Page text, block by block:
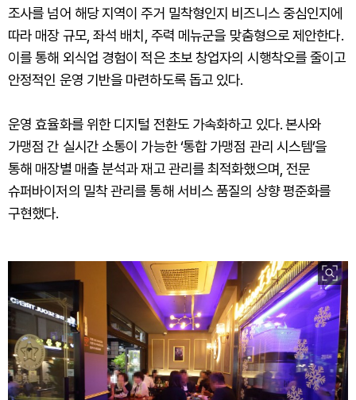
조사를 넘어 해당 지역이 주거 밀착형인지 비즈니스 중심인지에
따라 매장 규모, 좌석 배치, 주력 메뉴군을 맞춤형으로 제안한다.
이를 통해 외식업 경험이 적은 초보 창업자의 시행착오를 줄이고
안정적인 운영 기반을 마련하도록 돕고 있다.
운영 효율화를 위한 디지털 전환도 가속화하고 있다. 본사와
가맹점 간 실시간 소통이 가능한 ‘통합 가맹점 관리 시스템’을
통해 매장별 매출 분석과 재고 관리를 최적화했으며, 전문
슈퍼바이저의 밀착 관리를 통해 서비스 품질의 상향 평준화를
구현했다.